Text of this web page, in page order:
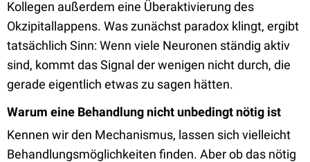
Kollegen außerdem eine Überaktivierung des
Okzipitallappens. Was zunächst paradox klingt, ergibt
tatsächlich Sinn: Wenn viele Neuronen ständig aktiv
sind, kommt das Signal der wenigen nicht durch, die
gerade eigentlich etwas zu sagen hätten.
Warum eine Behandlung nicht unbedingt nötig ist
Kennen wir den Mechanismus, lassen sich vielleicht
Behandlungsmöglichkeiten finden. Aber ob das nötig